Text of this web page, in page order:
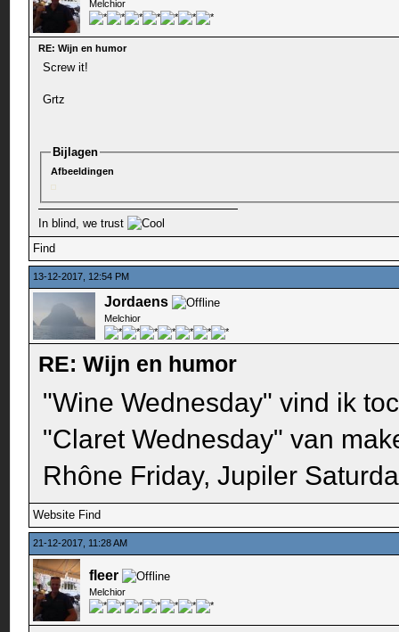
Melchior
RE: Wijn en humor
Screw it!
Grtz
Bijlagen
Afbeeldingen
In blind, we trust
Find
13-12-2017, 12:54 PM
Jordaens
Melchior
RE: Wijn en humor
"Wine Wednesday" vind ik
"Claret Wednesday" van
Rhône Friday, Jupiler
Website Find
21-12-2017, 11:28 AM
fleer
Melchior